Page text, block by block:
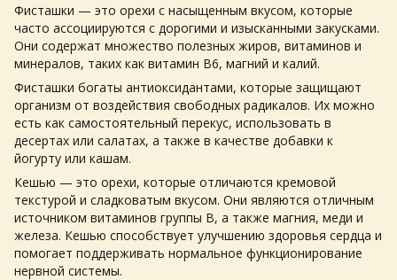
Фисташки — это орехи с насыщенным вкусом, которые
часто ассоциируются с дорогими и изысканными закусками.
Они содержат множество полезных жиров, витаминов и
минералов, таких как витамин B6, магний и калий.
Фисташки богаты антиоксидантами, которые защищают
организм от воздействия свободных радикалов. Их можно
есть как самостоятельный перекус, использовать в
десертах или салатах, а также в качестве добавки к
йогурту или кашам.
Кешью — это орехи, которые отличаются кремовой
текстурой и сладковатым вкусом. Они являются отличным
источником витаминов группы B, а также магния, меди и
железа. Кешью способствует улучшению здоровья сердца и
помогает поддерживать нормальное функционирование
нервной системы.